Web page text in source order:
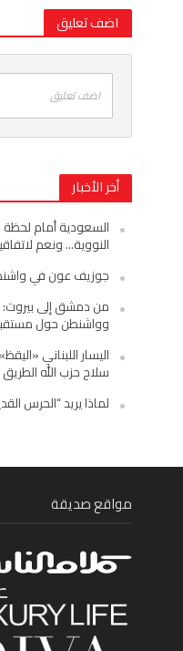
اضف تعليق
اضف تعليق
أخر الأخبار
السعودية أمام لحظة
النووية… ونعم
جوزيف عون في
من دمشق إلى بيروت:
وواشنطن حول
اليسار اللبناني
سلاح حزب الله
لماذا يريد “الحرس
مواقع صديقة